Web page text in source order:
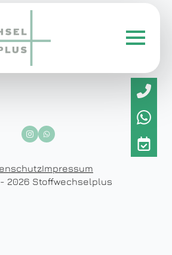
Impressum
2026 Stoffwechselplus